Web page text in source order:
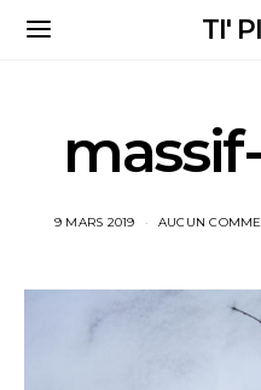
TI'
9 MARS 2019 AUCUN